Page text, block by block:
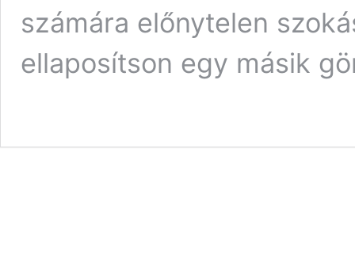
számára előnytelen
ellaposítson egy másik